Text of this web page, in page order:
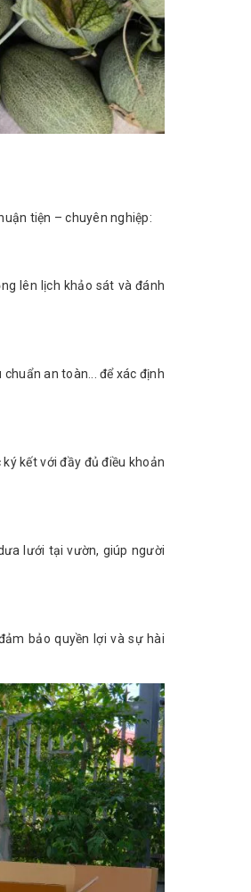
tiện – chuyên nghiệp:
lên lịch khảo sát và đánh
an toàn... để xác định
kết với đầy đủ điều khoản
lưới tại vườn, giúp người
bảo quyền lợi và sự hài